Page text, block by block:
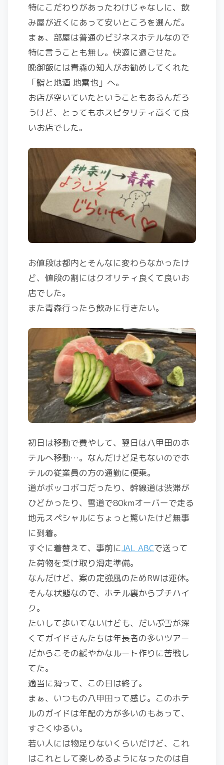
特にこだわりがあったわけじゃなしに、飲
み屋が近くにあって安いところを選んだ。
まぁ、部屋は普通のビジネスホテルなので
特に言うことも無し。快適に過ごせた。
晩御飯には青森の知人がお勧めしてくれた
「鮨と地酒 地雷也」へ。
お店が空いていたということもあるんだろ
うけど、とってもホスピタリティ高くて良
いお店でした。
お値段は都内とそんなに変わらなかったけ
ど、値段の割にはクオリティ良くて良いお
店でした。
また青森行ったら飲みに行きたい。
初日は移動で費やして、翌日は八甲田のホ
テルへ移動…。なんだけど足もないのでホ
テルの従業員の方の通勤に便乗。
道がボッコボコだったり、幹線道は渋滞が
ひどかったり、雪道で80kmオーバーで走る
地元スペシャルにちょっと驚いたけど無事
に到着。
すぐに着替えて、事前にJAL ABCで送って
た荷物を受け取り滑走準備。
なんだけど、案の定強風のためRWは運休。
そんな状態なので、ホテル裏からプチハイ
ク。
たいして歩いてないけども、だいぶ雪が深
くてガイドさんたちは年長者の多いツアー
だからこその緩やかなルート作りに苦戦し
てた。
適当に滑って、この日は終了。
まぁ、いつもの八甲田って感じ。このホテ
ルのガイドは年配の方が多いのもあって、
すごくゆるい。
若い人には物足りないくらいだけど、これ
はこれとして楽しめるようになったのは自